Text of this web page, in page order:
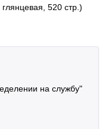
520 стр.)
на службу"